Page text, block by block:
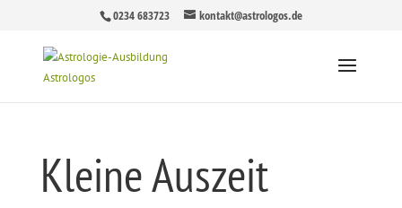
0234 683723 kontakt@astrologos.de
Kleine Auszeit